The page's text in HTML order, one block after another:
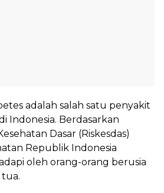
adalah salah satu penyakit
Indonesia. Berdasarkan
Dasar (Riskesdas)
Republik Indonesia
oleh orang-orang berusia